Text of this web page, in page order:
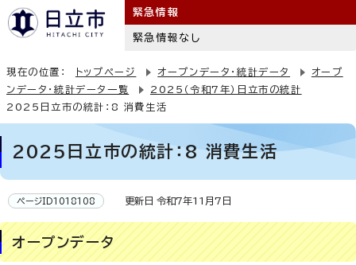
緊急情報
緊急情報なし
現在の位置： トップページ オープンデータ・統計データ
オープ
ンデータ・統計データ一覧
2025（令和7年）日立市の統計
2025日立市の統計：8 消費生活
2025日立市の統計：8 消費生活
ページID1018108 更新日 令和7年11月7日
オープンデータ